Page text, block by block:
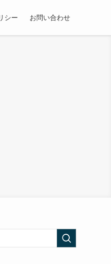
シー お問い合わせ